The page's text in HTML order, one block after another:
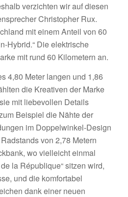
verzichten wir auf diesen
Christopher Rux.
mit einem Anteil von 60
Hybrid.“ Die elektrische
mit rund 60 Kilometern an.
4,80 Meter langen und 1,86
die Kreativen der Marke
mit liebevollen Details
Beispiel die Nähte der
im Doppelwinkel-Design
von 2,78 Metern
wo vielleicht einmal
la République“ sitzen wird,
und die komfortabel
dank einer neuen